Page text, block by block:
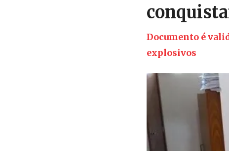
Documento é
explosivos